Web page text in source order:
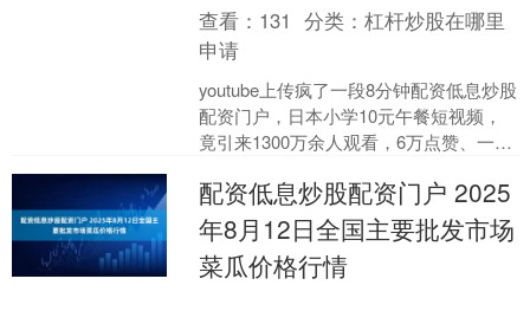
查看： 131 分类：杠杆炒股在哪里
申请
youtube上传疯了一段8分钟配资低息炒股
配资门户，日本小学10元午餐短视频，
竟引来1300万余人观看，6万点赞、一万
生....
配资低息炒股配资门户 2025
年8月12日全国主要批发市场
菜瓜价格行情